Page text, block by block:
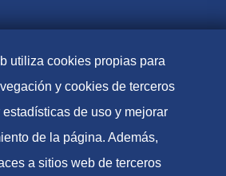
espainiako bulegoa (2021
Irisgarritasuna
Lege-Oharra
Cookie politika
utiliza cookies propias para
y cookies de terceros
estadísticas de uso y mejorar
de la página. Además,
a sitios web de terceros